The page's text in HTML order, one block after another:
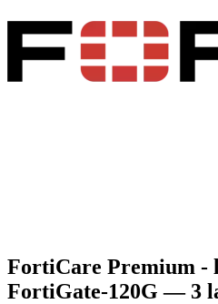
FortiCare Premium -
FortiGate-120G — 3